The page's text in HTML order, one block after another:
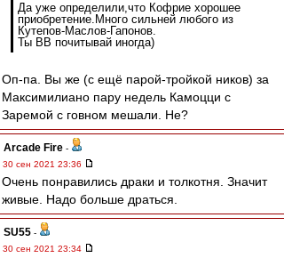
Да уже определили,что Кофрие хорошее
приобретение.Много сильней любого из
Кутепов-Маслов-Гапонов.
Ты ВВ почитывай иногда)
Оп-па. Вы же (с ещё парой-тройкой ников) за
Максимилиано пару недель Камоцци с
Заремой с говном мешали. Не?
Arcade Fire -
30 сен 2021 23:36
Очень понравились драки и толкотня. Значит
живые. Надо больше драться.
SU55 -
30 сен 2021 23:34